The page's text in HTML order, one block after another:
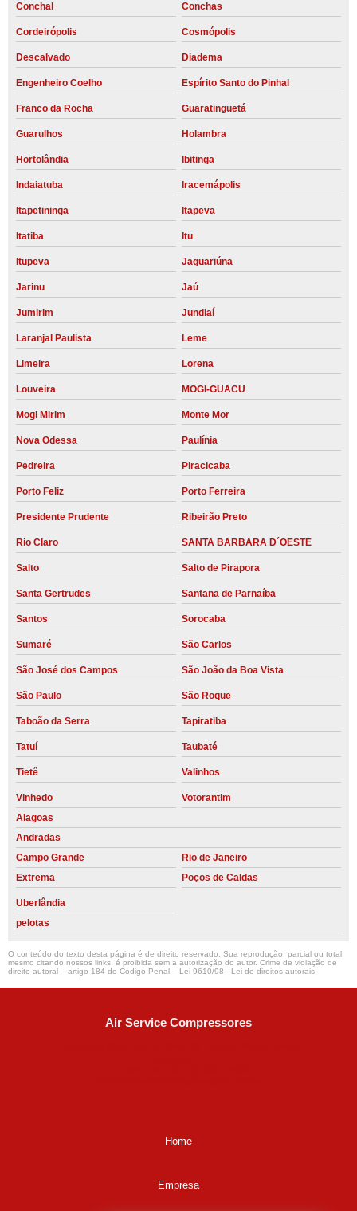
Conchal Conchas
Cordeirópolis Cosmópolis
Descalvado Diadema
Engenheiro Coelho Espírito Santo do Pinhal
Franco da Rocha Guaratinguetá
Guarulhos Holambra
Hortolândia Ibitinga
Indaiatuba Iracemápolis
Itapetininga Itapeva
Itatiba Itu
Itupeva Jaguariúna
Jarinu Jaú
Jumirim Jundiaí
Laranjal Paulista Leme
Limeira Lorena
Louveira MOGI-GUACU
Mogi Mirim Monte Mor
Nova Odessa Paulínia
Pedreira Piracicaba
Porto Feliz Porto Ferreira
Presidente Prudente Ribeirão Preto
Rio Claro SANTA BARBARA D´OESTE
Salto Salto de Pirapora
Santa Gertrudes Santana de Parnaíba
Santos Sorocaba
Sumaré São Carlos
São José dos Campos São João da Boa Vista
São Paulo São Roque
Taboão da Serra Tapiratiba
Tatuí Taubaté
Tietê Valinhos
Vinhedo
Votorantim
Alagoas
Andradas
Campo Grande
Rio de Janeiro
Extrema
Poços de Caldas
Uberlândia
pelotas
O conteúdo do texto desta página é de direito reservado. Sua reprodução, parcial ou total,
mesmo citando nossos links, é proibida sem a autorização do autor. Crime de violação de
direito autoral – artigo 184 do Código Penal – Lei 9610/98 - Lei de direitos autorais.
Air Service Compressores
Home
Empresa